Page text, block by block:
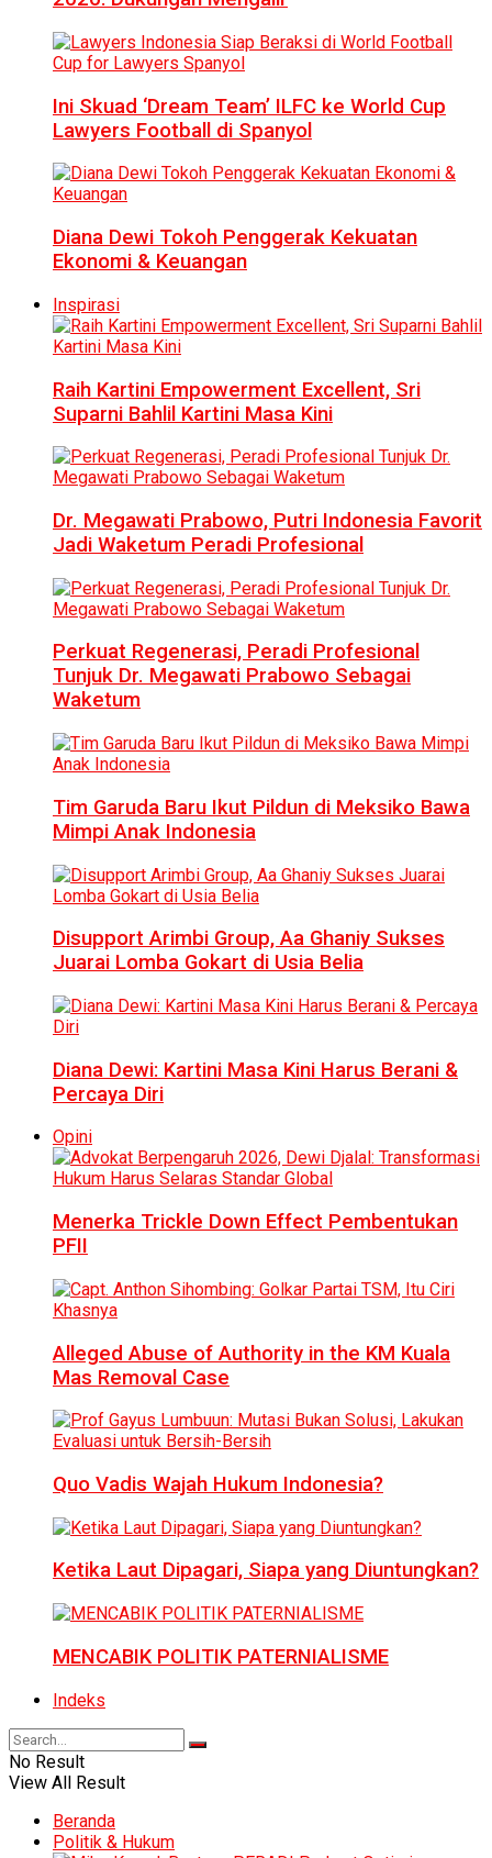
Ini Skuad ‘Dream Team’ ILFC ke World Cup
Lawyers Football di Spanyol
Diana Dewi Tokoh Penggerak Kekuatan
Ekonomi & Keuangan
Inspirasi
Raih Kartini Empowerment Excellent, Sri
Suparni Bahlil Kartini Masa Kini
Dr. Megawati Prabowo, Putri Indonesia Favorit
Jadi Waketum Peradi Profesional
Perkuat Regenerasi, Peradi Profesional
Tunjuk Dr. Megawati Prabowo Sebagai
Waketum
Tim Garuda Baru Ikut Pildun di Meksiko Bawa
Mimpi Anak Indonesia
Disupport Arimbi Group, Aa Ghaniy Sukses
Juarai Lomba Gokart di Usia Belia
Diana Dewi: Kartini Masa Kini Harus Berani &
Percaya Diri
Opini
Menerka Trickle Down Effect Pembentukan
PFII
Alleged Abuse of Authority in the KM Kuala
Mas Removal Case
Quo Vadis Wajah Hukum Indonesia?
Ketika Laut Dipagari, Siapa yang Diuntungkan?
MENCABIK POLITIK PATERNIALISME
Indeks
No Result
View All Result
Beranda
Politik & Hukum